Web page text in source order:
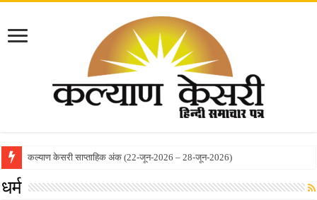
कल्याण केसरी साप्ताहिक अंक (22-जून-2026 – 28-जून-2026)
कल्याण केसरी साप्ताहिक अंक (8-जून-2026 – 14-जून-2026)
धर्म